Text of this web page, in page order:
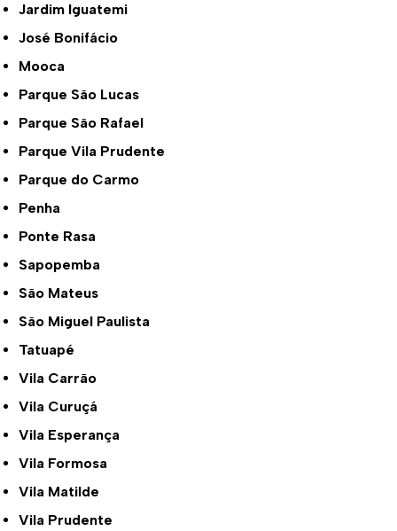
Jardim Iguatemi
José Bonifácio
Mooca
Parque São Lucas
Parque São Rafael
Parque Vila Prudente
Parque do Carmo
Penha
Ponte Rasa
Sapopemba
São Mateus
São Miguel Paulista
Tatuapé
Vila Carrão
Vila Curuçá
Vila Esperança
Vila Formosa
Vila Matilde
Vila Prudente